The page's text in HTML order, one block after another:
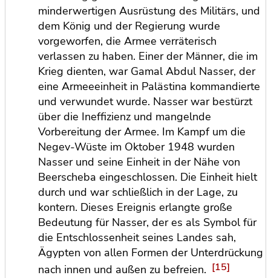
minderwertigen Ausrüstung des Militärs, und
dem König und der Regierung wurde
vorgeworfen, die Armee verräterisch
verlassen zu haben. Einer der Männer, die im
Krieg dienten, war Gamal Abdul Nasser, der
eine Armeeeinheit in Palästina kommandierte
und verwundet wurde. Nasser war bestürzt
über die Ineffizienz und mangelnde
Vorbereitung der Armee. Im Kampf um die
Negev-Wüste im Oktober 1948 wurden
Nasser und seine Einheit in der Nähe von
Beerscheba eingeschlossen. Die Einheit hielt
durch und war schließlich in der Lage, zu
kontern. Dieses Ereignis erlangte große
Bedeutung für Nasser, der es als Symbol für
die Entschlossenheit seines Landes sah,
Ägypten von allen Formen der Unterdrückung
nach innen und außen zu befreien. [15]